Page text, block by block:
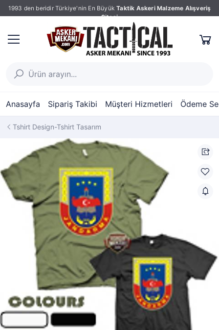
1993 den beridir Türkiye'nin En Büyük Taktik Askeri Malzeme Alışveriş
Sitesi
Anasayfa Sipariş Takibi Müşteri Hizmetleri Ödeme
Tshirt Design-Tshirt Tasarım